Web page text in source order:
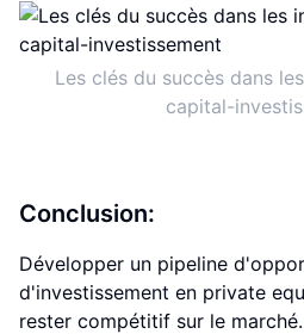
Les clés du succès dans
capital-
Conclusion:
Développer un pipeline
d'investissement en private
rester compétitif sur le